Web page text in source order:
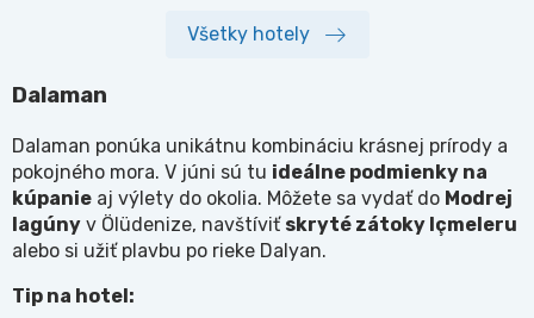
Všetky hotely
Dalaman
Dalaman ponúka unikátnu kombináciu krásnej prírody a
pokojného mora. V júni sú tu ideálne podmienky na
kúpanie aj výlety do okolia. Môžete sa vydať do Modrej
lagúny v Ölüdenize, navštíviť skryté zátoky Içmeleru
alebo si užiť plavbu po rieke Dalyan.
Tip na hotel: